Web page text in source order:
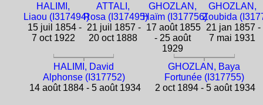
HALIMI,
Liaou (I317494)
15 juil 1854 -
7 oct 1922
ATTALI,
Rosa (I317495)
21 juil 1857 -
20 oct 1888
GHOZLAN,
Haïm (I317756)
17 août 1855
- 25 août
1929
GHOZLAN,
Zoubida
21 jan 1857 -
7 mai 1931
HALIMI, David
Alphonse (I317752)
14 août 1884 - 5 août 1934
GHOZLAN, Baya
Fortunée (I317755)
2 oct 1894 - 5 août 1934